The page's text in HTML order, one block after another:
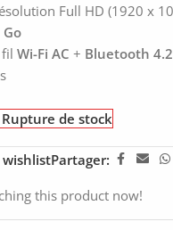
Full HD (1920 x
Go
Wi-Fi AC + Bluetooth 4.2
Rupture de stock
Partager:
this product now!